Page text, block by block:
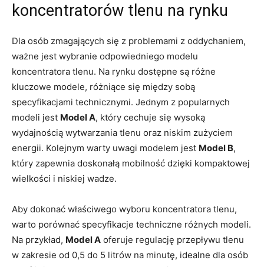
koncentratorów tlenu na rynku
Dla osób zmagających się z problemami z oddychaniem,
ważne jest wybranie odpowiedniego modelu
koncentratora tlenu. Na rynku dostępne są różne
kluczowe modele, różniące się między sobą
specyfikacjami technicznymi. Jednym z popularnych
modeli jest Model A, który cechuje się wysoką
wydajnością wytwarzania tlenu oraz niskim zużyciem
energii. Kolejnym warty uwagi modelem jest Model B,
który zapewnia doskonałą mobilność dzięki kompaktowej
wielkości i niskiej wadze.
Aby dokonać właściwego wyboru koncentratora tlenu,
warto porównać specyfikacje techniczne różnych modeli.
Na przykład, Model A oferuje regulację przepływu tlenu
w zakresie od 0,5 do 5 litrów na minutę, idealne dla osób